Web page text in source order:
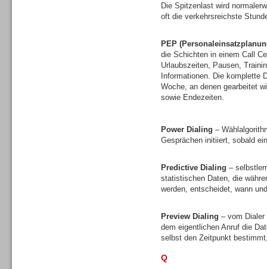
Die Spitzenlast wird
oft die verkehrsreichste
PEP
die Schichten in einem Call
Urlaubszeiten, Pausen,
Informationen. Die komplette
Woche, an denen gearbeitet
sowie Endezeiten.
Power Dialing –
Gesprächen initiiert, sobald
Predictive Dialing –
statistischen Daten, die
werden, entscheidet, wann
Preview Dialing – vom Dialer
dem eigentlichen Anruf die
selbst den Zeitpunkt
Q